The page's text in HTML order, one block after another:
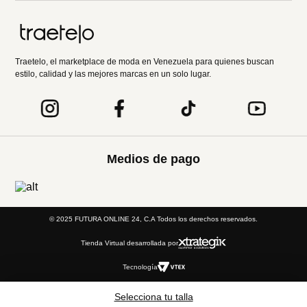
Selecciona tu talla
Acerca de nosotros
Categorías